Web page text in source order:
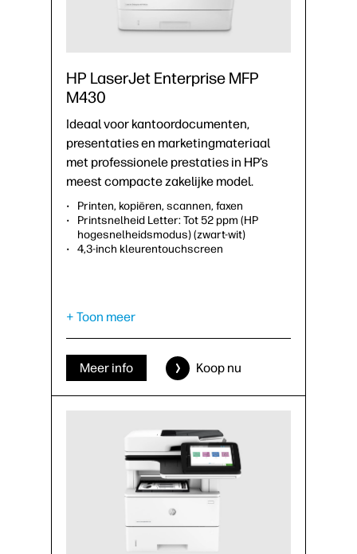
HP LaserJet Enterprise MFP
M430
Ideaal voor kantoordocumenten,
presentaties en marketingmateriaal
met professionele prestaties in HP’s
meest compacte zakelijke model.
Printen, kopiëren, scannen, faxen
Printsnelheid Letter: Tot 52 ppm (HP
hogesnelheidsmodus) (zwart-wit)
4,3-inch kleurentouchscreen
+ Toon meer
Meer info Koop nu